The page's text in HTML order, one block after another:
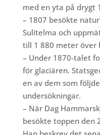
med en yta på drygt
– 1807 besökte
Sulitelma och
till 1 880 meter över
– Under 1870-talet
för glaciären.
en av dem som
undersökningar.
– När Dag
besökte toppen den